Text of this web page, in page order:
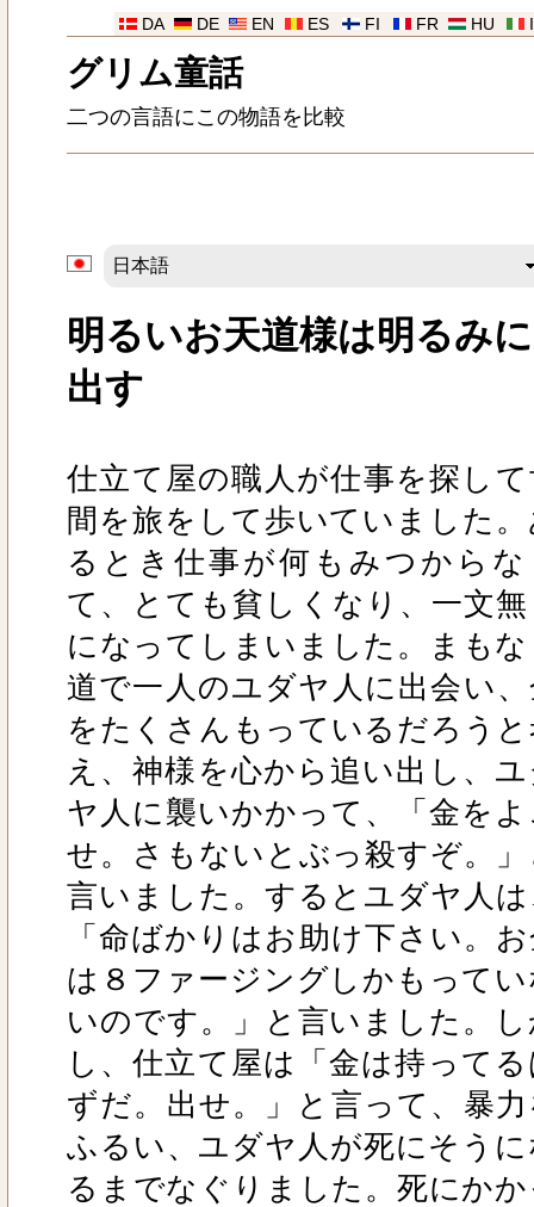
HU
FR
FI
ES
EN
DE
DA
グリム童話
二つの言語にこの物語を比較
明るいお天道様は明るみに
出す
仕立て屋の職人が仕事を探して
間を旅をして歩いていました。
るとき仕事が何もみつからな
て、とても貧しくなり、一文無
になってしまいました。まもな
道で一人のユダヤ人に出会い、
をたくさんもっているだろうと
え、神様を心から追い出し、ユ
ヤ人に襲いかかって、「金をよ
せ。さもないとぶっ殺すぞ。」
言いました。するとユダヤ人は
「命ばかりはお助け下さい。
は８ファージングしかもってい
いのです。」と言いました。し
し、仕立て屋は「金は持って
ずだ。出せ。」と言って、暴力
ふるい、ユダヤ人が死にそうに
るまでなぐりました。死にかか